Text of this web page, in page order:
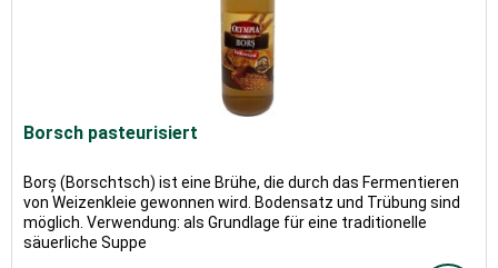
Borsch pasteurisiert
Borș (Borschtsch) ist eine Brühe, die durch das Fermentieren
von Weizenkleie gewonnen wird. Bodensatz und Trübung sind
möglich. Verwendung: als Grundlage für eine traditionelle
säuerliche Suppe